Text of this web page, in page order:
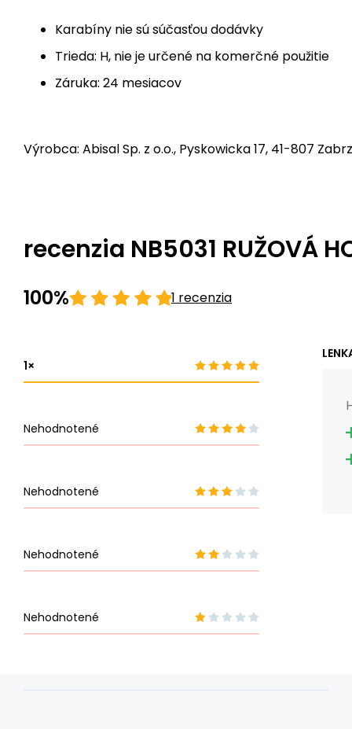
Karabíny nie sú súčasťou dodávky
Trieda: H, nie je určené na komerčné použitie
Záruka: 24 mesiacov
Výrobca: Abisal Sp. z o.o., Pyskowicka 17, 41-807
recenzia NB5031 RUŽOVÁ
100% 1 recenzia
1
Nehodnotené
Nehodnotené
Nehodnotené
Nehodnotené